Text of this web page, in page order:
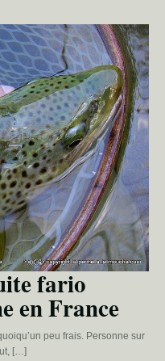
fario
en France
peu frais. Personne sur
[…]